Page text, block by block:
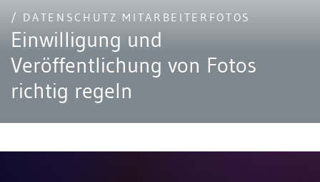
/ DATENSCHUTZ MITARBEITERFOTOS
Einwilligung und
Veröffentlichung von Fotos
richtig regeln